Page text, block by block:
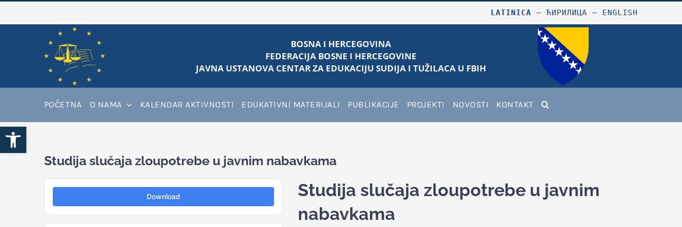
Open toolbar
LATINICA –ЋИРИЛИЦА – ENGLISH
BOSNA I HERCEGOVINA
FEDERACIJA BOSNE I HERCEGOVINE
JAVNA USTANOVA CENTAR ZA EDUKACIJU SUDIJA I TUŽILACA U FBIH
POČETNA O NAMA KALENDAR AKTIVNOSTI EDUKATIVNI MATERIJALI PUBLIKACIJE PROJEKTI NOVOSTI KONTAKT
Studija slučaja zloupotrebe u javnim nabavkama
Download
Studija slučaja zloupotrebe u javnim
nabavkama